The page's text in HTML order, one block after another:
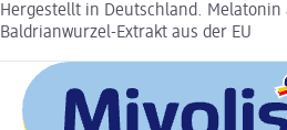
Hergestellt in Deutschland. Melatonin
Baldrianwurzel-Extrakt aus der EU